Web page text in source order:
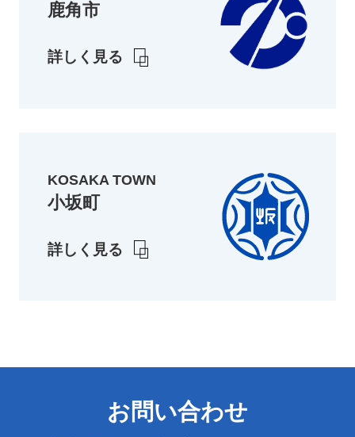
鹿角市
詳しく見る
KOSAKA TOWN
小坂町
詳しく見る
お問い合わせ